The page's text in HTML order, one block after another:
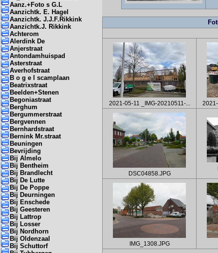
Aanz.+Foto s G.L
Aanzichtk. E. Hagel
Aanzichtk. J.J.F.Rikkink
Aanzichtk.J. Rikkink
Achterom
Alerdink De
Anjerstraat
Antondamhuispad
Asterstraat
Averhofstraat
B o g e l scamplaan
Beatrixstraat
Beelden+Stenen
Begoniastraat
Berghum
Bergummerstraat
Bergvennen
Bernhardstraat
Bernink Mr.straat
Beuningen
Bevrijding
Bij Almelo
Bij Bentheim
Bij Brandlecht
Bij De Lutte
Bij De Poppe
Bij Deurningen
Bij Enschede
Bij Geesteren
Bij Lattrop
Bij Losser
Bij Nordhorn
Bij Oldenzaal
Bij Schuttorf
2021-05-11 _IMG-20210511-...
DSC04858.JPG
IMG_1308.JPG